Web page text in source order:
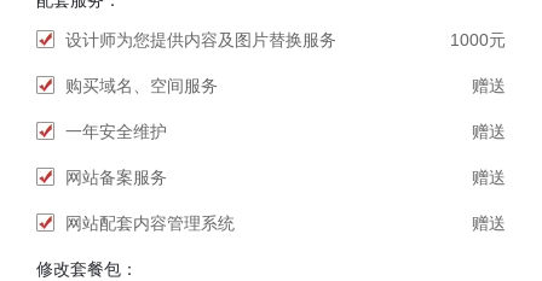
设计师为您提供内容及图片替换服务 1000元
购买域名、空间服务 赠送
一年安全维护 赠送
网站备案服务 赠送
网站配套内容管理系统 赠送
修改套餐包：